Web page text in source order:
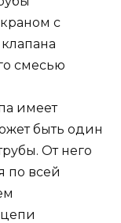
с
смесью
имеет
быть один
От него
по всей